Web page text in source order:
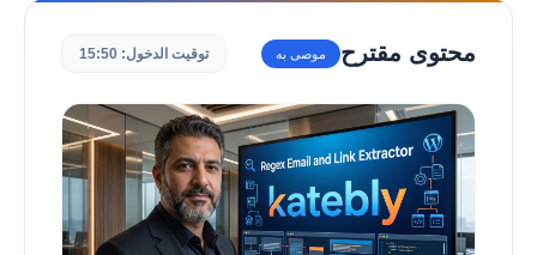
محتوى مقترح توقيت الدخول: 15:50